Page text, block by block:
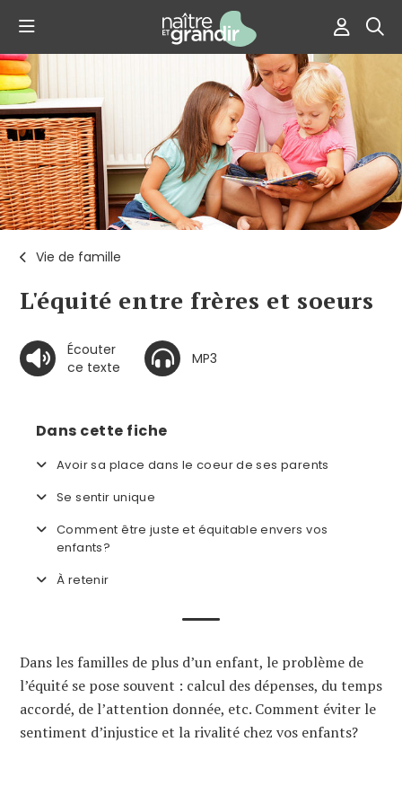
Vie de famille
L'équité entre frères et soeurs
Écouter
ce texte
MP3
Dans cette fiche
Avoir sa place dans le coeur de ses parents
Se sentir unique
Comment être juste et équitable envers vos
enfants?
À retenir
Dans les familles de plus d’un enfant, le problème de
l’équité se pose souvent : calcul des dépenses, du temps
accordé, de l’attention donnée, etc. Comment éviter le
sentiment d’injustice et la rivalité chez vos enfants?